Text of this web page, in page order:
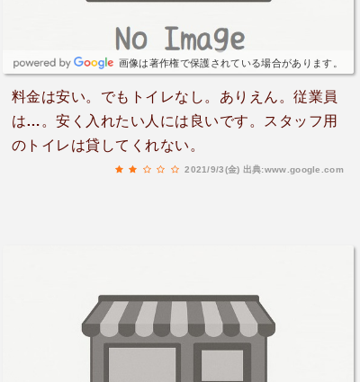
画像は著作権で保護されている場合があります。
料金は安い。でもトイレなし。ありえん。従業員
は…。安く入れたい人には良いです。スタッフ用
のトイレは貸してくれない。
2021/9/3(金) 出典:www.google.com